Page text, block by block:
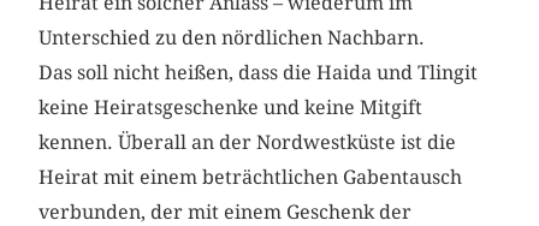
Unterschied zu den nördlichen Nachbarn.
Das soll nicht heißen, dass die Haida und Tlingit
keine Heiratsgeschenke und keine Mitgift
kennen. Überall an der Nordwestküste ist die
Heirat mit einem beträchtlichen Gabentausch
verbunden, der mit einem Geschenk der